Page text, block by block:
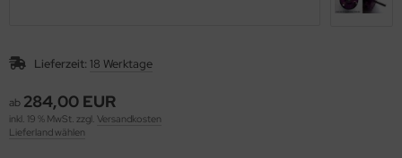
Lieferzeit: 18 Werktage
ab 284,00 EUR
inkl. 19 % MwSt. zzgl. Versandkosten
Lieferland wählen